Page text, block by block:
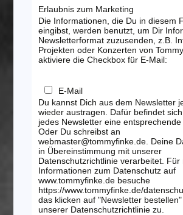
Erlaubnis zum Marketing
Die Informationen, die Du in diesem
eingibst, werden benutzt, um Dir
Newsletterformat zuzusenden, z.B.
Projekten oder Konzerten von
aktiviere die Checkbox für E-Mail:
E-Mail
Du kannst Dich aus dem Newsletter
wieder austragen. Dafür befindet
jedes Newsletter eine entsprechende
Oder Du schreibst an
webmaster@tommyfinke.de. Deine
in Übereinstimmung mit unserer
Datenschutzrichtlinie verarbeitet. Für
Informationen zum Datenschutz auf
www.tommyfinke.de besuche
https://www.tommyfinke.de/
das klicken auf "Newsletter
unserer Datenschutzrichtlinie zu.